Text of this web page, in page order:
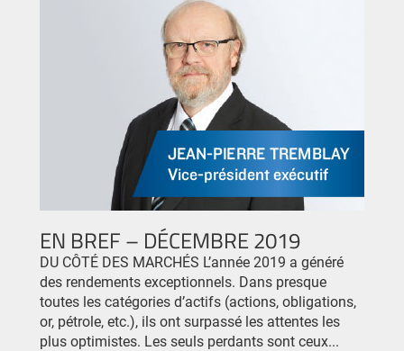
EN BREF – DÉCEMBRE 2019
DU CÔTÉ DES MARCHÉS L’année 2019 a généré
des rendements exceptionnels. Dans presque
toutes les catégories d’actifs (actions, obligations,
or, pétrole, etc.), ils ont surpassé les attentes les
plus optimistes. Les seuls perdants sont ceux...